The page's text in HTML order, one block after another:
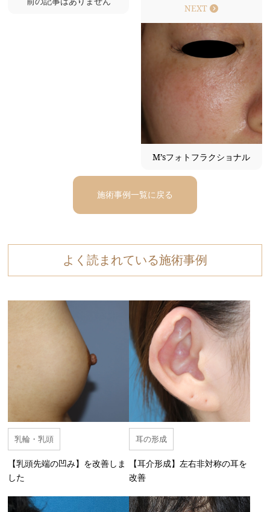
施術事例一覧に戻る
NEXT
M’sフォトフラクショナル
よく読まれている施術事例
乳輪・乳頭
【乳頭先端の凹み】を改善しま
した
耳の形成
【耳介形成】左右非対称の耳を
改善